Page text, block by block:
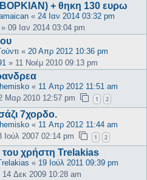
+ θηκη 130 ευρω
« 24 Ιαν 2014 03:32 pm
» 09 Ιαν 2014 03:04 pm
« 20 Απρ 2012 10:36 pm
» 11 Νοέμ 2010 09:13 pm
« 11 Απρ 2012 11:51 am
Μαρ 2010 12:57 pm 1 2
7χορδο.
« 11 Απρ 2012 11:44 am
Ιούλ 2007 02:14 pm 1 2
χρήστη Trelakias
« 19 Ιούλ 2011 09:39 pm
14 Δεκ 2009 10:28 am